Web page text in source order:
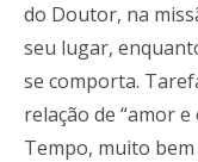
do Doutor, na
seu lugar,
se comporta.
relação de “amor
Tempo, muito